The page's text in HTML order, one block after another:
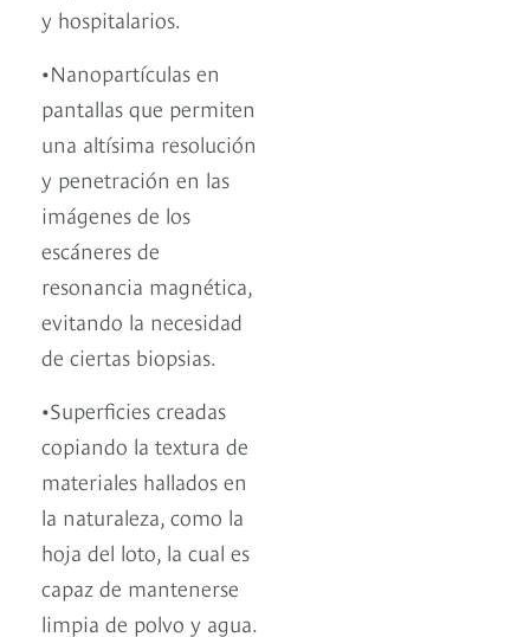
y hospitalarios.
•Nanopartículas en
pantallas que permiten
una altísima resolución
y penetración en las
imágenes de los
escáneres de
resonancia magnética,
evitando la necesidad
de ciertas biopsias.
•Superficies creadas
copiando la textura de
materiales hallados en
la naturaleza, como la
hoja del loto, la cual es
capaz de mantenerse
limpia de polvo y agua.